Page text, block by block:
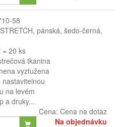
58
pánská, šedo-černá,
= 20 ks
tkanina
vyztužena
na levém
a druky...
Cena: Cena na dotaz
Na objednávku